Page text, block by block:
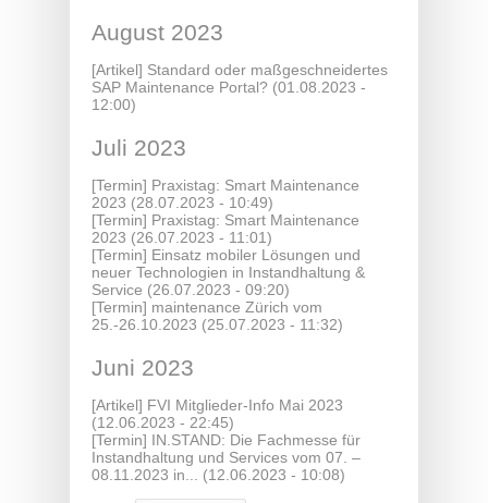
August 2023
[Artikel] Standard oder maßgeschneidertes
SAP Maintenance Portal? (01.08.2023 -
12:00)
Juli 2023
[Termin] Praxistag: Smart Maintenance
2023 (28.07.2023 - 10:49)
[Termin] Praxistag: Smart Maintenance
2023 (26.07.2023 - 11:01)
[Termin] Einsatz mobiler Lösungen und
neuer Technologien in Instandhaltung &
Service (26.07.2023 - 09:20)
[Termin] maintenance Zürich vom
25.-26.10.2023 (25.07.2023 - 11:32)
Juni 2023
[Artikel] FVI Mitglieder-Info Mai 2023
(12.06.2023 - 22:45)
[Termin] IN.STAND: Die Fachmesse für
Instandhaltung und Services vom 07. –
08.11.2023 in... (12.06.2023 - 10:08)